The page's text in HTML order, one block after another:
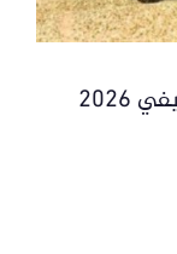
«لسه مبدأش».. موعد الانقلاب الصيفي 2026